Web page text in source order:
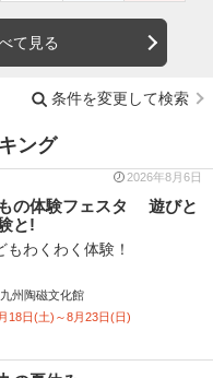
て見る
条件を変更して検索
ング
2026年8月6日
の体験フェスタ 遊びと
と!
もわくわく体験！
州陶磁文化館
18日(土)～8月23日(日)